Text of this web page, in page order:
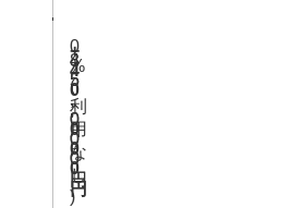
0
%
(
利
用
な
し
)
4
5
,
0
0
0
円
8
5
,
0
0
0
円
+
4
0
,
0
0
0
円